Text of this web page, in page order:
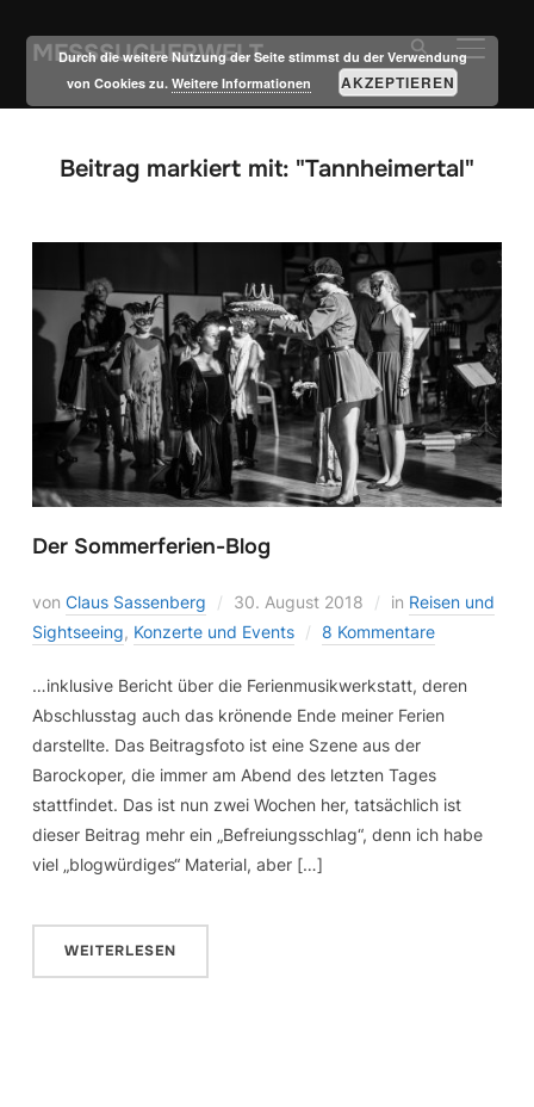
MESSSUCHERWELT
Beitrag markiert mit: "Tannheimertal"
Der Sommerferien-Blog
von Claus Sassenberg 30. August 2018 in Reisen und
Sightseeing, Konzerte und Events 8 Kommentare
…inklusive Bericht über die Ferienmusikwerkstatt, deren
Abschlusstag auch das krönende Ende meiner Ferien
darstellte. Das Beitragsfoto ist eine Szene aus der
Barockoper, die immer am Abend des letzten Tages
stattfindet. Das ist nun zwei Wochen her, tatsächlich ist
dieser Beitrag mehr ein „Befreiungsschlag“, denn ich habe
viel „blogwürdiges“ Material, aber […]
WEITERLESEN
Durch die weitere Nutzung der Seite stimmst du der Verwendung
von Cookies zu.Weitere Informationen AKZEPTIEREN